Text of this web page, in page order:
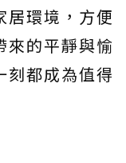
居環境，方便
來的平靜與愉
刻都成為值得